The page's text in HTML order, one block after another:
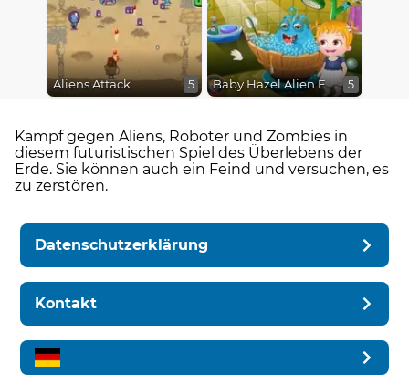
Aliens Attack 5 Baby Hazel Alien Friend 5
Kampf gegen Aliens, Roboter und Zombies in
diesem futuristischen Spiel des Überlebens der
Erde. Sie können auch ein Feind und versuchen, es
zu zerstören.
Datenschutzerklärung
Kontakt